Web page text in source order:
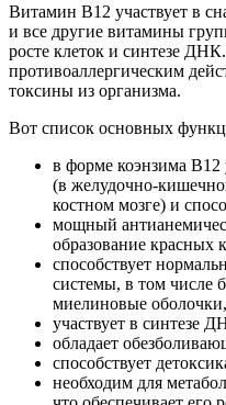
Витамин B12 участвует в
и все другие витамины
росте клеток и синтезе
противоаллергическим
токсины из организма.
Вот список основных
в форме коэнзима B12
(в желудочно-
костном мозге) и
мощный
образование красных
способствует
системы, в том числе
миелиновые
участвует в синтезе
обладает
способствует
необходим для